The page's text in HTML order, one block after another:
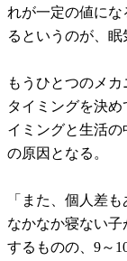
れが一定の値に
るというのが、眠
もうひとつのメ
タイミングを決
イミングと生活
の原因となる。
「また、個人差
なかなか寝ない
するものの、9～